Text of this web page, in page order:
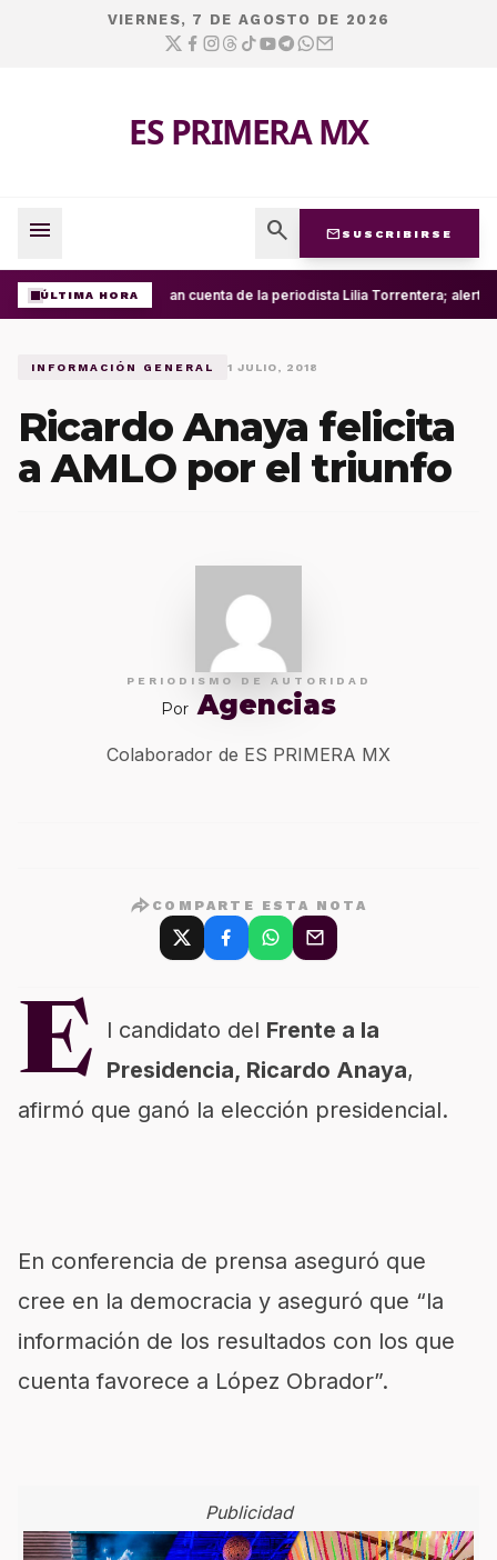
VIERNES, 7 DE AGOSTO DE 2026
ES PRIMERA MX
menu search mail SUSCRIBIRSE
ÚLTIMA HORA Roban cuenta de la periodista Lilia Torrentera;
INFORMACIÓN GENERAL 1 JULIO, 2018
Ricardo Anaya felicita
a AMLO por el triunfo
PERIODISMO DE AUTORIDAD
Por Agencias
Colaborador de ES PRIMERA MX
COMPARTE ESTA NOTA
E l candidato del Frente a la
Presidencia, Ricardo Anaya,
afirmó que ganó la elección presidencial.
En conferencia de prensa aseguró que
cree en la democracia y aseguró que “la
información de los resultados con los que
cuenta favorece a López Obrador”.
Publicidad